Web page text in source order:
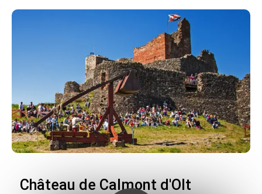
Château de Calmont d'Olt